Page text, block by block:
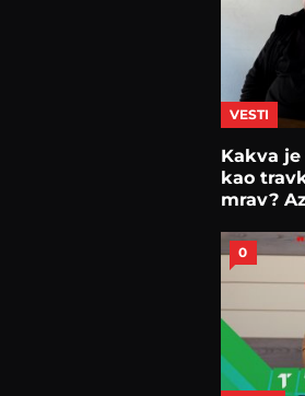
VESTI
Kakva
kao
mrav?
0